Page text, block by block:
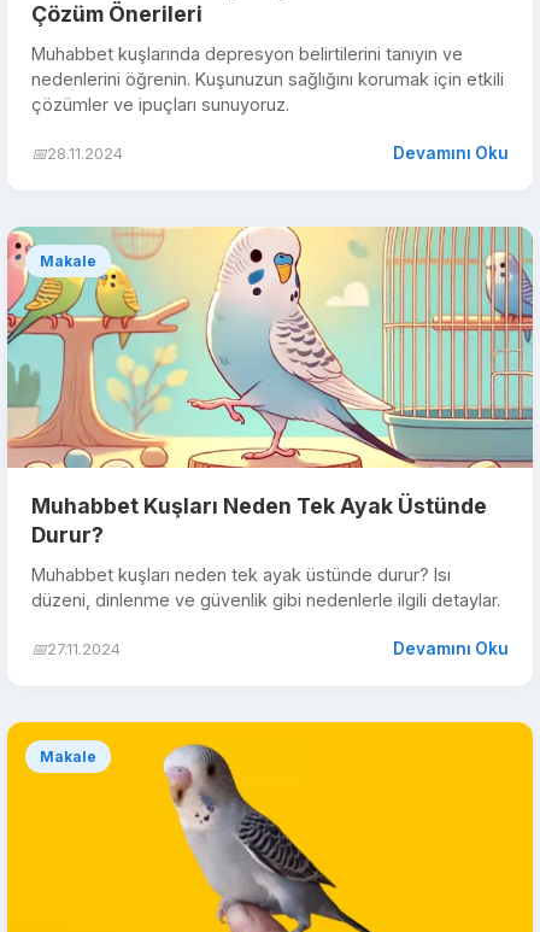
Çözüm Önerileri
Muhabbet kuşlarında depresyon belirtilerini tanıyın ve
nedenlerini öğrenin. Kuşunuzun sağlığını korumak için etkili
çözümler ve ipuçları sunuyoruz.
📅28.11.2024 Devamını Oku
Makale
Muhabbet Kuşları Neden Tek Ayak Üstünde
Durur?
Muhabbet kuşları neden tek ayak üstünde durur? Isı
düzeni, dinlenme ve güvenlik gibi nedenlerle ilgili detaylar.
📅27.11.2024 Devamını Oku
Makale